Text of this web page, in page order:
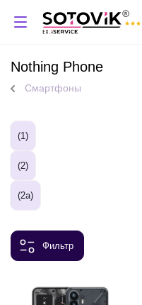
★ ★ ★
Nothing Phone
Смартфоны
(1)
(2)
(2a)
Фильтр